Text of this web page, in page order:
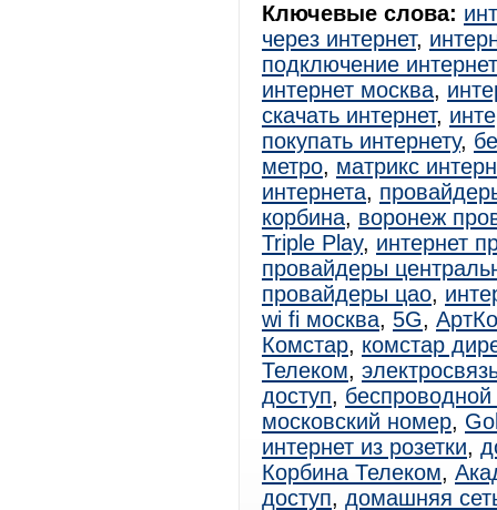
Ключевые слова:
через интернет,
подключение
интернет москва,
скачать интернет,
покупать интернету,
метро, матрикс
интернета,
корбина, воронеж
Triple Play, интернет
провайдеры
провайдеры цао,
wi fi москва, 5G,
Комстар, комстар
Телеком,
доступ, беспроводной
московский номер,
интернет из розетки,
Корбина Телеком,
доступ, домашняя